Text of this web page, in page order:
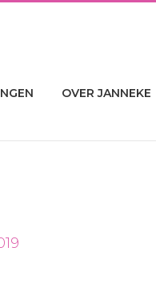
OVER JANNEKE